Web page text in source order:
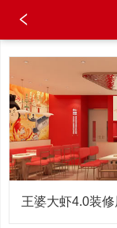
王婆大虾4.0装